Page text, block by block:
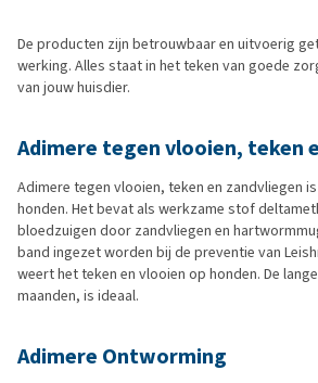
De producten zijn betrouwbaar en uitvoerig
werking. Alles staat in het teken van goede
van jouw huisdier.
Adimere tegen vlooien, teken
Adimere tegen vlooien, teken en zandvliegen
honden. Het bevat als werkzame stof
bloedzuigen door zandvliegen en
band ingezet worden bij de preventie van
weert het teken en vlooien op honden. De
maanden, is ideaal.
Adimere Ontworming